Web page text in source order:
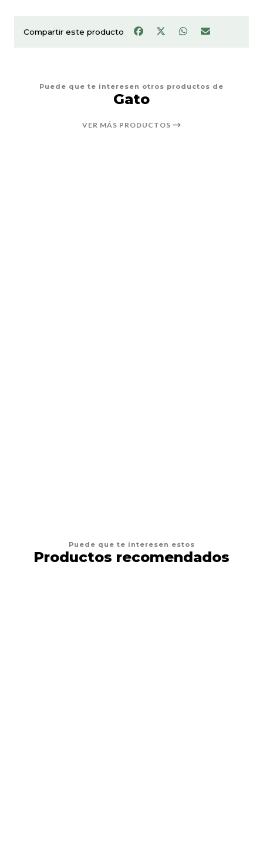
Compartir este producto
Puede que te interesen otros productos de
Gato
VER MÁS PRODUCTOS
Puede que te interesen estos
Productos recomendados